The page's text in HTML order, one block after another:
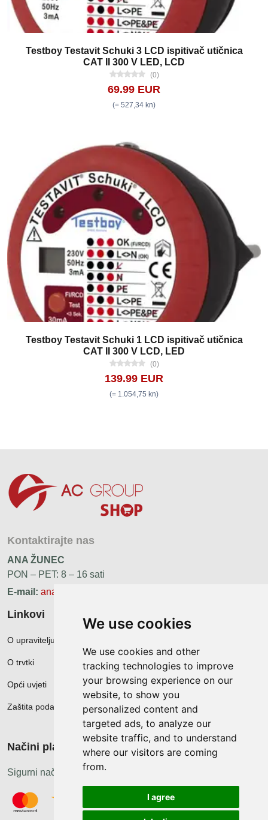
We use cookies
We use cookies and other
tracking technologies to improve
your browsing experience on our
website, to show you
personalized content and
targeted ads, to analyze our
website traffic, and to understand
where our visitors are coming
from.
I agree
Testboy Testavit Schuki 3 LCD ispitivač utičnica
CAT II 300 V LED, LCD
(0)
69.99 EUR
(= 527,34 kn)
Testboy Testavit Schuki 1 LCD ispitivač utičnica
CAT II 300 V LCD, LED
(0)
139.99 EUR
(= 1.054,75 kn)
Kontaktirajte nas
ANA ŽUNEC
PON – PET: 8 – 16 sati
E-mail: ana.zunec@ac-group.hr
Linkovi
O upravitelju web portala
O trvtki
Opći uvjeti
Zaštita podataka
Načini plačanja
Sigurni načini plaćanja